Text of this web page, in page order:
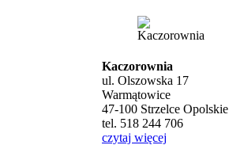
Kaczorownia
ul. Olszowska 17
Warmątowice
47-100 Strzelce Opolskie
tel. 518 244 706
czytaj więcej